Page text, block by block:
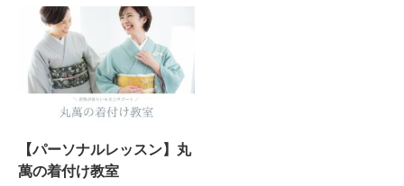
【パーソナルレッスン】丸
萬の着付け教室